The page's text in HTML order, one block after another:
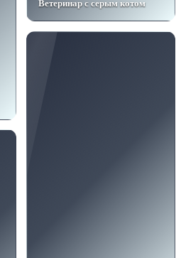
Ветеринар с серым котом